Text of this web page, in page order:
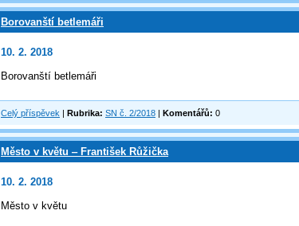
Borovanští betlemáři
10. 2. 2018
Borovanští betlemáři
Celý příspěvek | Rubrika: SN č. 2/2018 | Komentářů: 0
Město v květu ‒ František Růžička
10. 2. 2018
Město v květu